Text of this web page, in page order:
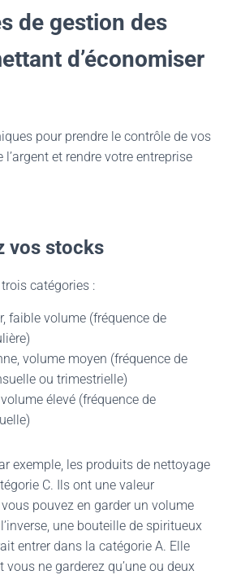
de gestion des
d’économiser
pour prendre le contrôle de vos
et rendre votre entreprise
vos stocks
catégories :
faible volume (fréquence de
volume moyen (fréquence de
ou trimestrielle)
élevé (fréquence de
exemple, les produits de nettoyage
C. Ils ont une valeur
pouvez en garder un volume
une bouteille de spiritueux
entrer dans la catégorie A. Elle
vous ne garderez qu’une ou deux